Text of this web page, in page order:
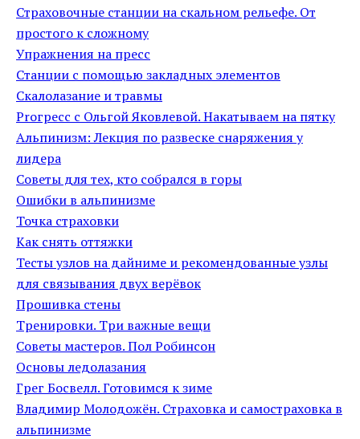
Страховочные станции на скальном рельефе. От
простого к сложному
Упражнения на пресс
Станции с помощью закладных элементов
Скалолазание и травмы
Proгресс с Ольгой Яковлевой. Накатываем на пятку
Альпинизм: Лекция по развеске снаряжения у
лидера
Советы для тех, кто собрался в горы
Ошибки в альпинизме
Точка страховки
Как снять оттяжки
Тесты узлов на дайниме и рекомендованные узлы
для связывания двух верёвок
Прошивка стены
Тренировки. Три важные вещи
Советы мастеров. Пол Робинсон
Основы ледолазания
Грег Босвелл. Готовимся к зиме
Владимир Молодожён. Страховка и самостраховка в
альпинизме